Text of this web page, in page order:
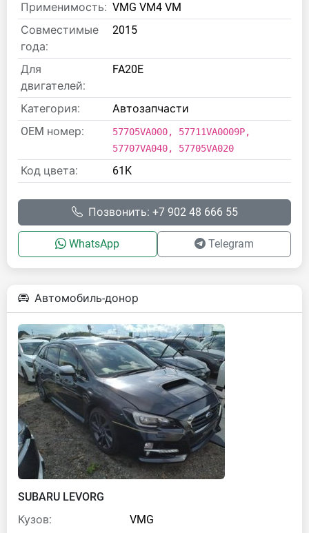
Применимость: VMG VM4 VM
Совместимые
года:
2015
Для
двигателей:
FA20E
Категория:
Автозапчасти
OEM номер:
57705VA000, 57711VA0009P,
57707VA040, 57705VA020
Код цвета: 61K
Позвонить: +7 902 48 666 55
WhatsApp Telegram
Автомобиль-донор
SUBARU LEVORG
Кузов:
VMG